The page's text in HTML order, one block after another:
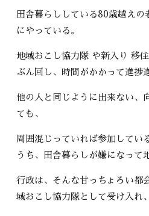
田舎暮らししている80歳越え
にやっている。
地域おこし協力隊 や新入り 移
ぶん回し、時間がかかって進捗
他の人と同じように出来ない、
ても、
周囲混じっていれば参加してい
うち、田舎暮らしが嫌になって
行政は、そんな甘っちょろい都
域おこし協力隊として受け入れ、